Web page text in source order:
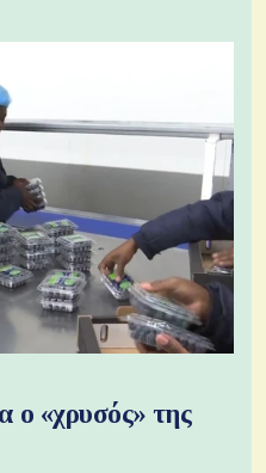
ο «χρυσός» της